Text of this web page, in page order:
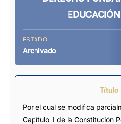
ESTADO
Archivado
Título
Por el cual se modifica
Capítulo II de la Constitución